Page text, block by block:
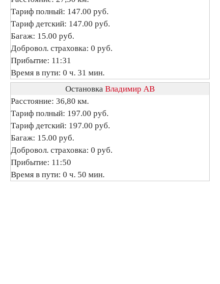
Тариф полный: 147.00 руб.
Тариф детский: 147.00 руб.
Багаж: 15.00 руб.
Добровол. страховка: 0 руб.
Прибытие: 11:31
Время в пути: 0 ч. 31 мин.
Остановка Владимир АВ
Расстояние: 36,80 км.
Тариф полный: 197.00 руб.
Тариф детский: 197.00 руб.
Багаж: 15.00 руб.
Добровол. страховка: 0 руб.
Прибытие: 11:50
Время в пути: 0 ч. 50 мин.